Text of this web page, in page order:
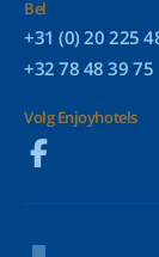
Bel
+31 (0) 20 225
+32 78 48 39 75
Volg Enjoyhotels